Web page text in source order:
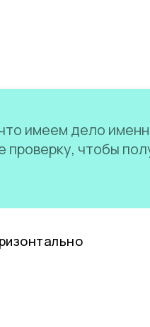
имеем дело
чтобы